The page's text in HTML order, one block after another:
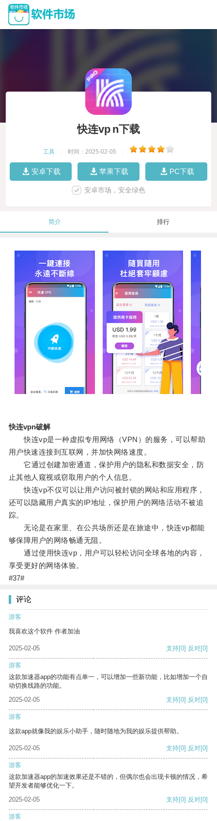
快连vp n下载
工具 时间：2025-02-05
安卓下载 苹果下载 PC下载
安卓市场，安全绿色
简介 排行
快连vpn破解
快连vp是一种虚拟专用网络（VPN）的服务，可以帮助
用户快速连接到互联网，并加快网络速度。
它通过创建加密通道，保护用户的隐私和数据安全，防
止其他人窥视或窃取用户的个人信息。
快连vp不仅可以让用户访问被封锁的网站和应用程序，
还可以隐藏用户真实的IP地址，保护用户的网络活动不被追
踪。
无论是在家里、在公共场所还是在旅途中，快连vp都能
够保障用户的网络畅通无阻。
通过使用快连vp，用户可以轻松访问全球各地的内容，
享受更好的网络体验。
#37#
评论
游客
我喜欢这个软件 作者加油
2025-02-05 支持[0] 反对[0]
游客
这款加速器app的功能有点单一，可以增加一些新功能，比如增加一个自
动切换线路的功能。
2025-02-05
支持[0] 反对[0]
游客
这款app就像我的娱乐小助手，随时随地为我的娱乐提供帮助。
2025-02-05 支持[0] 反对[0]
游客
这款加速器app的加速效果还是不错的，但偶尔也会出现卡顿的情况，希
望开发者能够优化一下。
2025-02-05
支持[0] 反对[0]
游客